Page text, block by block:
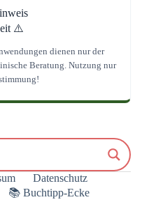
⚠️
dienen nur der
Beratung. Nutzung nur
Datenschutz
📚 Buchtipp-Ecke